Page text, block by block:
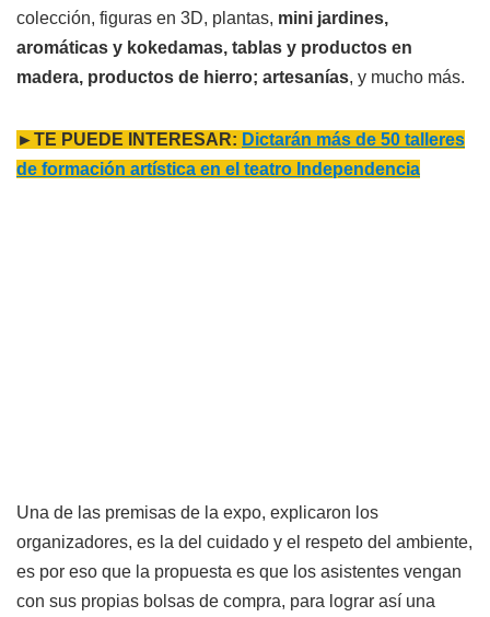
colección, figuras en 3D, plantas, mini jardines,
aromáticas y kokedamas, tablas y productos en
madera, productos de hierro; artesanías, y mucho más.
►TE PUEDE INTERESAR: Dictarán más de 50 talleres
de formación artística en el teatro Independencia
Una de las premisas de la expo, explicaron los
organizadores, es la del cuidado y el respeto del ambiente,
es por eso que la propuesta es que los asistentes vengan
con sus propias bolsas de compra, para lograr así una